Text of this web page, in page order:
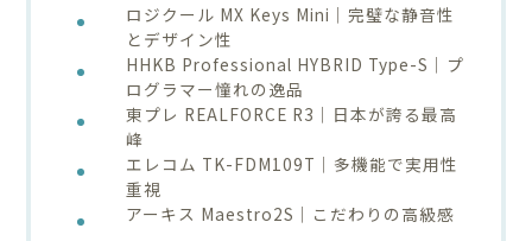
ロジクール MX Keys Mini｜完璧な静音性
とデザイン性
HHKB Professional HYBRID Type-S｜プ
ログラマー憧れの逸品
東プレ REALFORCE R3｜日本が誇る最高
峰
エレコム TK-FDM109T｜多機能で実用性
重視
アーキス Maestro2S｜こだわりの高級感